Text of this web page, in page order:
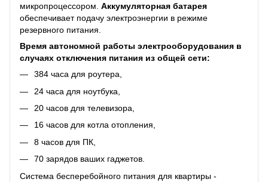
микропроцессором. Аккумуляторная батарея
обеспечивает подачу электроэнергии в режиме
резервного питания.
Время автономной работы электрооборудования в
случаях отключения питания из общей сети:
384 часа для роутера,
24 часа для ноутбука,
20 часов для телевизора,
16 часов для котла отопления,
8 часов для ПК,
70 зарядов ваших гаджетов.
Система бесперебойного питания для квартиры -